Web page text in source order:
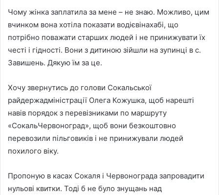
Чому жінка заплатила за мене – не знаю. Можливо, цим
вчинком вона хотіла показати водієвінахабі, що
потрібно поважати старших людей і не принижувати їх
честі і гідності. Вони з дитиною зійшли на зупинці в с.
Завишень. Дякую їм за це.
Хочу звернутись до голови Сокальської
райдержадміністрації Олега Кожушка, щоб нарешті
навів порядок з перевізниками по маршруту
«СокальЧервоноград», щоб вони безкоштовно
перевозили пільговиків і не принижували людей
похилого віку.
Пропоную в касах Сокаля і Червонограда запровадити
нульові квитки. Тоді б не було знущань над